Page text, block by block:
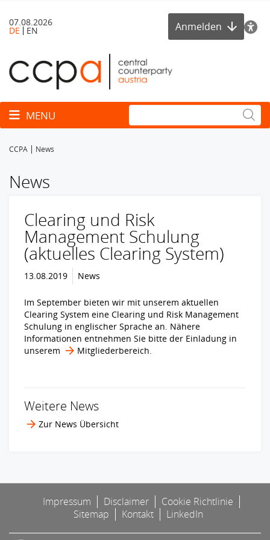
DE EN
07.08.2026 Anmelden
Toggle navigation
MENU
CCPA News
News
Clearing und Risk
Management Schulung
(aktuelles Clearing System)
13.08.2019 News
Im September bieten wir mit unserem aktuellen
Clearing System eine Clearing und Risk Management
Schulung in englischer Sprache an. Nähere
Informationen entnehmen Sie bitte der Einladung in
unserem
Mitgliederbereich.
Weitere News
Zur News Übersicht
Impressum Disclaimer
Cookie Richtlinie
Sitemap
Kontakt LinkedIn